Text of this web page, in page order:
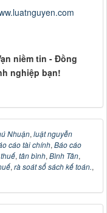
niềm tin - Đồng
nghiệp bạn!
Nhuận, luật nguyễn
cáo tài chính, Báo cáo
, tân bình, Bình Tân,
, rà soát sổ sách kế toán.,